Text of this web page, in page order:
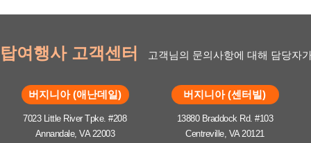
탑여행사 고객센터 고객님의 문의사항에 대해 담당자
버지니아 (애난데일)
7023 Little River Tpke. #208
Annandale, VA 22003
버지니아 (센터빌)
13880 Braddock Rd. #103
Centreville, VA 20121